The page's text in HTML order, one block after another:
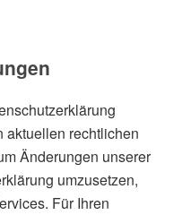
aktuellen rechtlichen
Änderungen unserer
umzusetzen,
Für Ihren